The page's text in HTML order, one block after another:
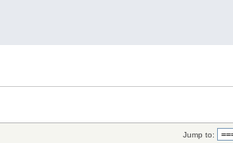
Jump to: